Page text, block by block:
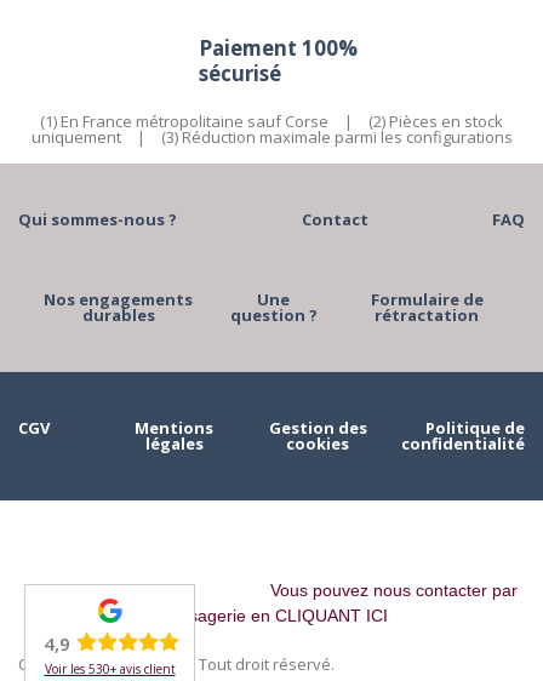
Paiement 100%
sécurisé
(1) En France métropolitaine sauf Corse | (2) Pièces en stock
uniquement | (3) Réduction maximale parmi les configurations
Qui sommes-nous ? Contact FAQ
Nos engagements
durables
Une
question ?
Formulaire de
rétractation
CGV Mentions
légales
Gestion des
cookies
Politique de
confidentialité
Vous pouvez nous contacter par
messagerie en CLIQUANT ICI
Copyright © 2023 MAAH. Tout droit réservé.
4,9
Voir les 530+ avis client